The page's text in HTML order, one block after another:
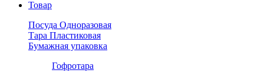
Товар
Посуда Одноразовая
Тара Пластиковая
Бумажная упаковка
Гофротара